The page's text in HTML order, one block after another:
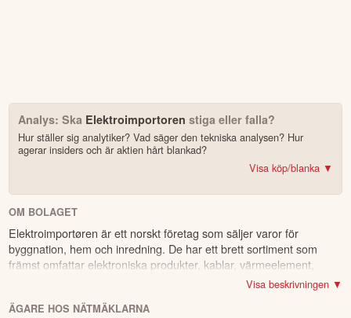
Analys: Ska Elektroimportoren stiga eller falla?
Hur ställer sig analytiker? Vad säger den tekniska analysen? Hur
agerar insiders och är aktien hårt blankad?
erbjudandet!
4.2av 5
Trustpilot
10 000+ olika marknader samlade – aktier, ETF:er & krypto
För- & efterhandel på utvalda börser – ligg steget före
Visa köp/blanka ▼
OM BOLAGET
Elektroimportøren är ett norskt företag som säljer varor för
byggnation, hem och inredning. De har ett brett sortiment som
främst omfattar elektroniska produkter, kablar, värmeelement,
system och verktyg. Deras kunder är både privatpersoner och
Företagets huvudkontor ligger i Oslo.
Visa beskrivningen ▼
ÄGARE HOS NÄTMÄKLARNA